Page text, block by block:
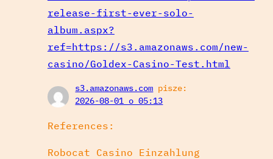
release-first-ever-solo-
album.aspx?
ref=https://s3.amazonaws.com/new-
casino/Goldex-Casino-Test.html
s3.amazonaws.com pisze:
2026-08-01 o 05:13
References:
Robocat Casino Einzahlung